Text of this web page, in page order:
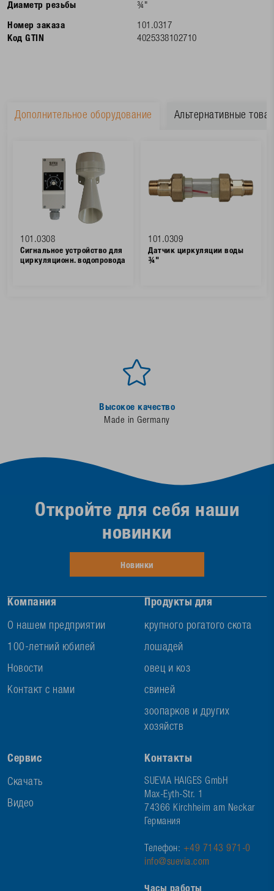
Диаметр резьбы ¾"
Номер заказа
101.0317
Код GTIN
4025338102710
Дополнительное оборудование Альтернативные
101.0308
Сигнальное устройство для
циркуляционн. водопровода
101.0309
Датчик циркуляции воды
¾"
Высокое качество
Made in Germany
Компания
О нашем предприятии
100-летний юбилей
Новости
Контакт с нами
Продукты для
крупного рогатого скота
лошадей
овец и коз
свиней
зоопарков и других
хозяйств
Сервис
Скачать
Видео
Контакты
SUEVIA HAIGES GmbH
Max-Eyth-Str. 1
74366 Kirchheim am Neckar
Германия
Телефон: +49 7143 971-0
info@suevia.com
Откройте для себя наши
новинки
Новинки